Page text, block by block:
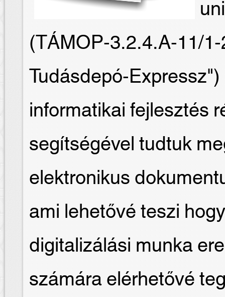
(TÁMOP-3.2.4.A-11/
Tudásdepó-
informatikai fejlesztés
segítségével tudtuk
elektronikus
ami lehetővé teszi
digitalizálási munka
számára elérhetővé